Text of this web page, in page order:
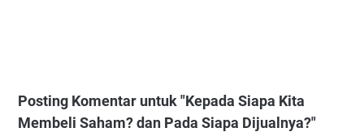
Posting Komentar untuk "Kepada Siapa Kita
Membeli Saham? dan Pada Siapa Dijualnya?"